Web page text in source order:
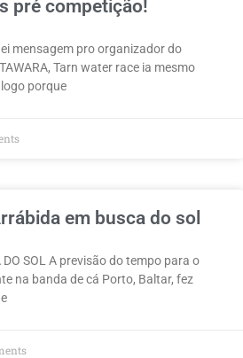
pré competição!
mensagem pro organizador do
Tarn water race ia mesmo
logo porque
em busca do sol
DO SOL A previsão do tempo para o
na banda de cá Porto, Baltar, fez